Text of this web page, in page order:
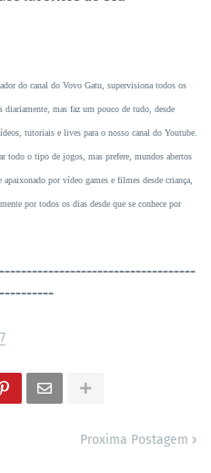
do canal do Vovo Gatu, supervisiona todos os
diariamente, mas faz um pouco de tudo, desde
tutoriais e lives para o nosso canal do Youtube.
todo o tipo de jogos, mas prefere, mundos abertos
por vídeo games e filmes desde criança,
por todos os dias desde que se conhece por
-----------------------------------
Proxima Postagem